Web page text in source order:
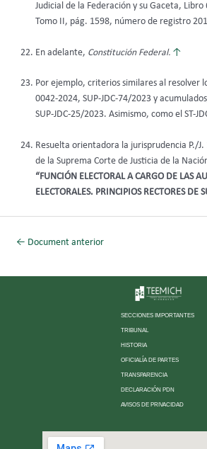
Judicial de la Federación y su Gaceta,
Tomo II, pág. 1598, número de registro
En adelante, Constitución Federal. ↑
Por ejemplo, criterios similares al resolver
0042-2024, SUP-JDC-74/2023 y
SUP-JDC-25/2023. Asimismo, como el ST-
Resuelta orientadora la jurisprudencia P./
de la Suprema Corte de Justicia de la
“FUNCIÓN ELECTORAL A CARGO DE LAS
ELECTORALES. PRINCIPIOS RECTORES DE
← Document anterior
SECCIONES IMPORTANTES
TRIBUNAL
HISTORIA
OFICIALÍA DE PARTES
TRANSPARENCIA
DECLARACIÓN PDN
AVISOS DE PRIVACIDAD